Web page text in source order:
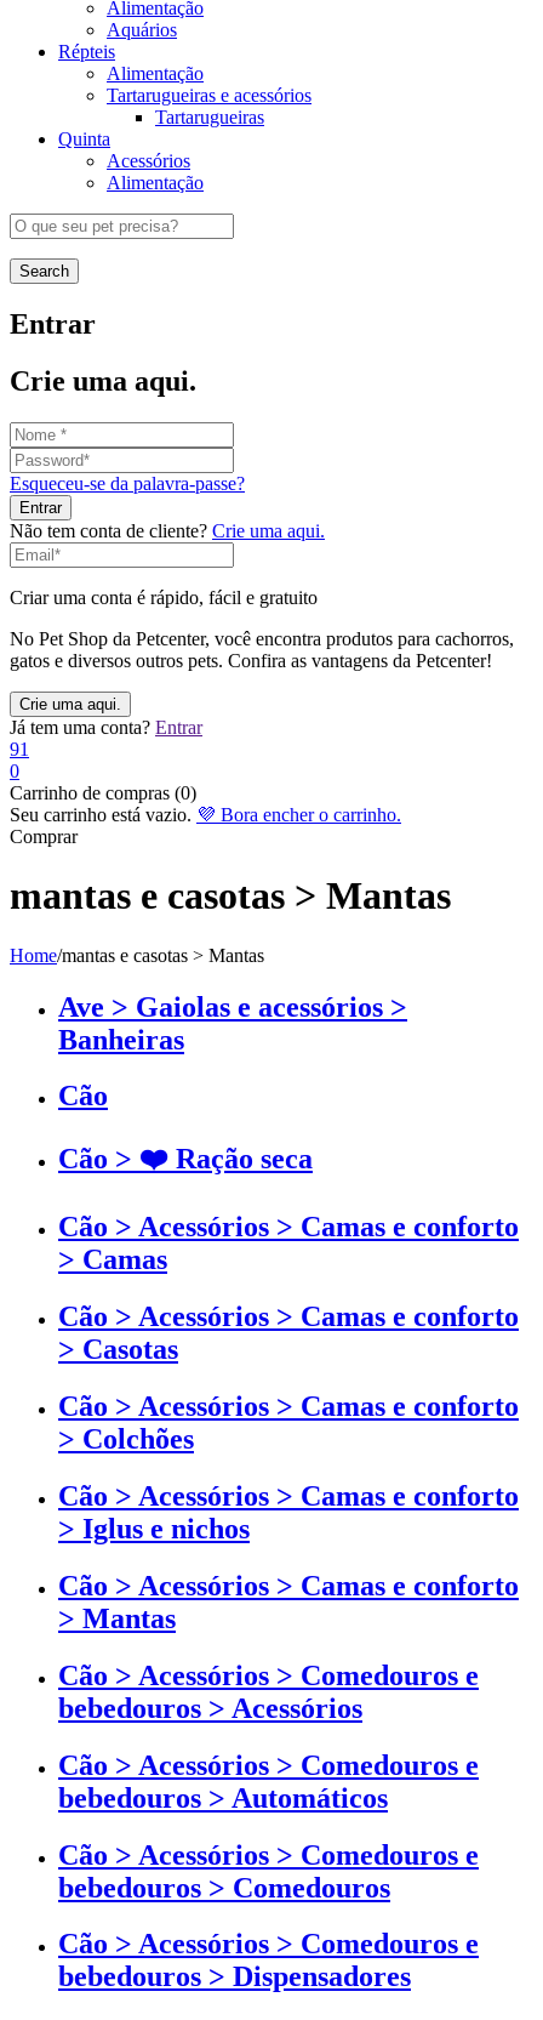
Alimentação
Aquários
Répteis
Alimentação
Tartarugueiras e acessórios
Tartarugueiras
Quinta
Acessórios
Alimentação
Search
Entrar
Crie uma aqui.
Esqueceu-se da palavra-passe?
Não tem conta de cliente? Crie uma aqui.
Criar uma conta é rápido, fácil e gratuito
No Pet Shop da Petcenter, você encontra produtos para cachorros,
gatos e diversos outros pets. Confira as vantagens da Petcenter!
Já tem uma conta? Entrar
91
0
Carrinho de compras (0)
Seu carrinho está vazio. 💜 Bora encher o carrinho.
Comprar
mantas e casotas > Mantas
Home/mantas e casotas > Mantas
Ave > Gaiolas e acessórios >
Banheiras
Cão
Cão > ❤️ Ração seca
Cão > Acessórios > Camas e conforto
> Camas
Cão > Acessórios > Camas e conforto
> Casotas
Cão > Acessórios > Camas e conforto
> Colchões
Cão > Acessórios > Camas e conforto
> Iglus e nichos
Cão > Acessórios > Camas e conforto
> Mantas
Cão > Acessórios > Comedouros e
bebedouros > Acessórios
Cão > Acessórios > Comedouros e
bebedouros > Automáticos
Cão > Acessórios > Comedouros e
bebedouros > Comedouros
Cão > Acessórios > Comedouros e
bebedouros > Dispensadores